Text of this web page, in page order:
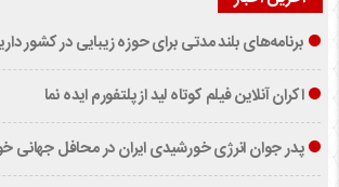
برنامه‌های بلند مدتی برای حوزه زیبایی در کشور
اکران آنلاین فیلم کوتاه لید از پلتفورم ایده نما
پدر جوان انرژی خورشیدی ایران در محافل